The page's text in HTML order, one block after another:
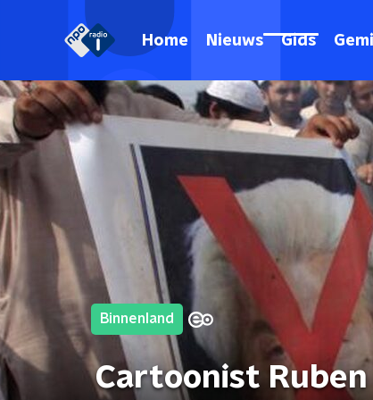
Home Nieuws Gids
Binnenland
Cartoonist